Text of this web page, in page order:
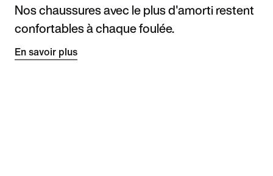
Nos chaussures avec le plus d'amorti restent
confortables à chaque foulée.
En savoir plus